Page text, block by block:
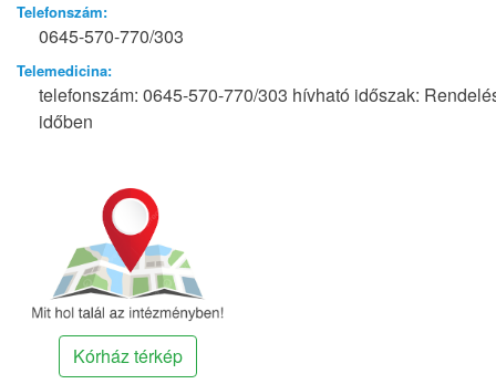
Telefonszám:
0645-570-770/303
Telemedicina:
telefonszám: 0645-570-770/303 hívható időszak:
időben
Kórház térkép